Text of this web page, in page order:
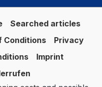
Searched articles
Conditions
Privacy
Imprint